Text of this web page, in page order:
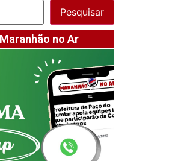
Pesquisar
no Ar